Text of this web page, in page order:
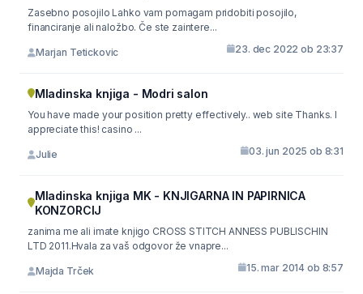
Zasebno posojilo Lahko vam pomagam pridobiti posojilo,
financiranje ali naložbo. Če ste zaintere...
Marjan Tetickovic 23. dec 2022 ob 23:37
Mladinska knjiga - Modri salon
You have made your position pretty effectively.. web site Thanks. I
appreciate this! casino ...
Julie 03. jun 2025 ob 8:31
Mladinska knjiga MK - KNJIGARNA IN PAPIRNICA
KONZORCIJ
zanima me ali imate knjigo CROSS STITCH ANNESS PUBLISCHIN
LTD 2011.Hvala za vaš odgovor že vnapre...
Majda Trček 15. mar 2014 ob 8:57